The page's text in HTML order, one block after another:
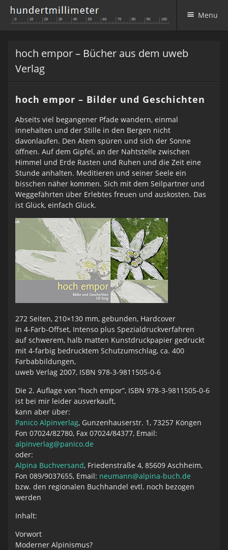
Menu
hoch empor – Bücher aus dem uweb
Verlag
hoch empor – Bilder und Geschichten
Abseits viel begangener Pfade wandern, einmal
innehalten und der Stille in den Bergen nicht
davonlaufen. Den Atem spüren und sich der Sonne
öffnen. Auf dem Gipfel, an der Nahtstelle zwischen
Himmel und Erde Rasten und Ruhen und die Zeit eine
Stunde anhalten. Meditieren und seiner Seele ein
bisschen näher kommen. Sich mit dem Seilpartner und
Weggefährten über Erlebtes freuen und auskosten. Das
ist Glück, einfach Glück.
272 Seiten, 210×130 mm, gebunden, Hardcover
in 4-Farb-Offset, Intenso plus Spezialdruckverfahren
auf schwerem, halb matten Kunstdruckpapier gedruckt
mit 4-farbig bedrucktem Schutzumschlag, ca. 400
Farbabbildungen,
uweb Verlag 2007, ISBN 978-3-9811505-0-6
Die 2. Auflage von “hoch empor”, ISBN 978-3-9811505-0-6
ist bei mir leider ausverkauft,
kann aber über:
Panico Alpinverlag, Gunzenhauserstr. 1, 73257 Köngen
Fon 07024/82780, Fax 07024/84377, Email:
alpinverlag@panico.de
oder:
Alpina Buchversand, Friedenstraße 4, 85609 Aschheim,
Fon 089/9037655, Email: neumann@alpina-buch.de
bzw. den regionalen Buchhandel evtl. noch bezogen
werden
Inhalt:
Vorwort
Moderner Alpinismus?